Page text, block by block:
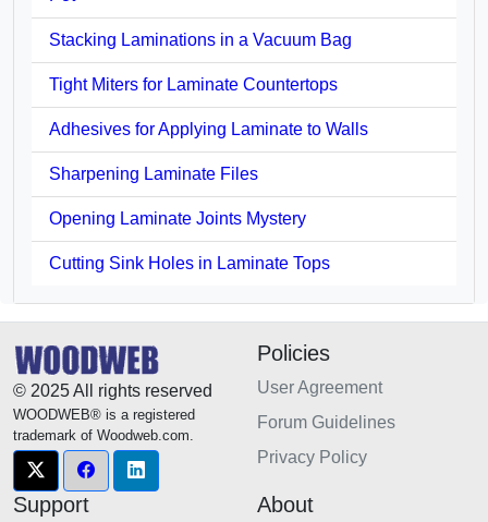
Stacking Laminations in a Vacuum Bag
Tight Miters for Laminate Countertops
Adhesives for Applying Laminate to Walls
Sharpening Laminate Files
Opening Laminate Joints Mystery
Cutting Sink Holes in Laminate Tops
© 2025 All rights reserved
WOODWEB® is a registered
trademark of Woodweb.com.
Policies
User Agreement
Forum Guidelines
Privacy Policy
Support About